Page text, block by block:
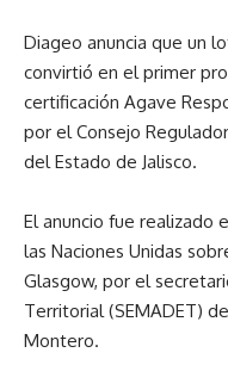
Diageo anuncia que un
convirtió en el primer
certificación Agave
por el Consejo
del Estado de Jalisco.
El anuncio fue realizado
las Naciones Unidas
Glasgow, por el
Territorial (SEMADET)
Montero.